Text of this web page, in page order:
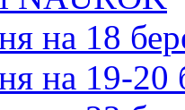
на 18
на 19-20